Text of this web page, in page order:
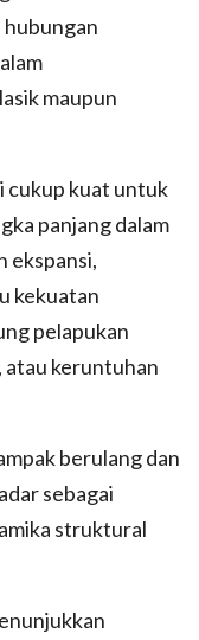
hubungan
maupun
cukup kuat untuk
panjang dalam
ekspansi,
kekuatan
pelapukan
atau keruntuhan
berulang dan
sebagai
struktural